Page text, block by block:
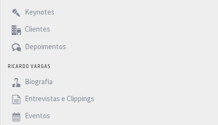
Keynotes
Clientes
Depoimentos
RICARDO VARGAS
Biografia
Entrevistas e Clippings
Eventos